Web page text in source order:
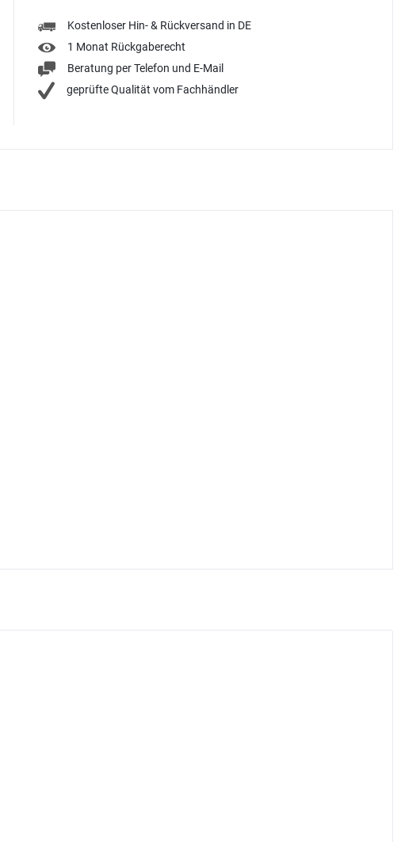
Kostenloser Hin- & Rückversand in DE
1 Monat Rückgaberecht
Beratung per Telefon und E-Mail
geprüfte Qualität vom Fachhändler